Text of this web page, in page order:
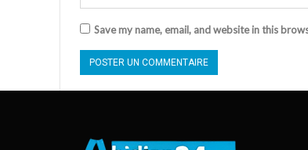
Save my name, email, and website in this